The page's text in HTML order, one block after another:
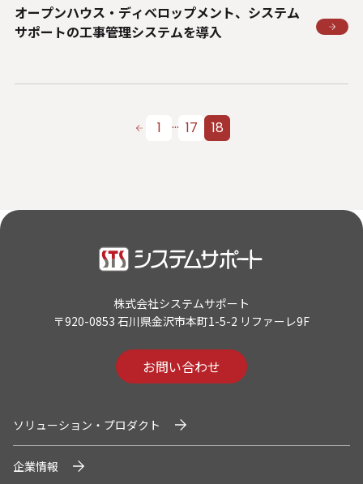
オープンハウス・ディベロップメント、システム
サポートの工事管理システムを導入
1 … 17 18
株式会社システムサポート
〒920-0853 石川県金沢市本町1-5-2 リファーレ9F
お問い合わせ
ソリューション・プロダクト
企業情報